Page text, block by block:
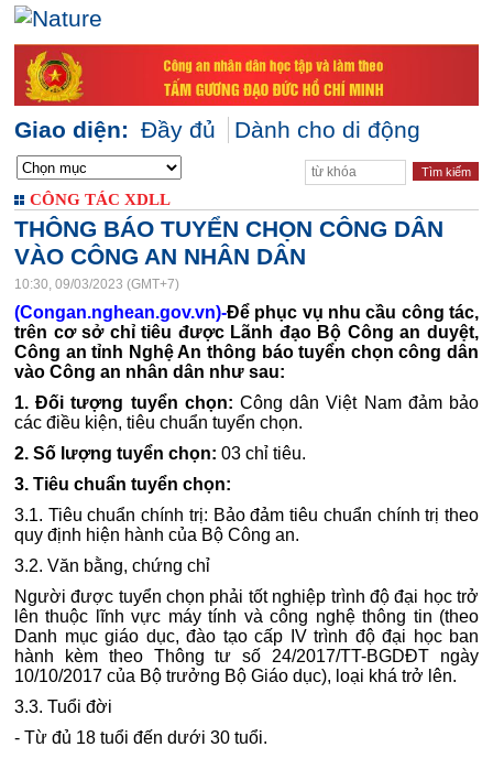
Giao diện: Đầy đủ Dành cho di động
CÔNG TÁC XDLL
THÔNG BÁO TUYỂN CHỌN CÔNG DÂN
VÀO CÔNG AN NHÂN DÂN
10:30, 09/03/2023 (GMT+7)
(Congan.nghean.gov.vn)-Để phục vụ nhu cầu công tác,
trên cơ sở chỉ tiêu được Lãnh đạo Bộ Công an duyệt,
Công an tỉnh Nghệ An thông báo tuyển chọn công dân
vào Công an nhân dân như sau:
1. Đối tượng tuyển chọn: Công dân Việt Nam đảm bảo
các điều kiện, tiêu chuẩn tuyển chọn.
2. Số lượng tuyển chọn: 03 chỉ tiêu.
3. Tiêu chuẩn tuyển chọn:
3.1. Tiêu chuẩn chính trị: Bảo đảm tiêu chuẩn chính trị theo
quy định hiện hành của Bộ Công an.
3.2. Văn bằng, chứng chỉ
Người được tuyển chọn phải tốt nghiệp trình độ đại học trở
lên thuộc lĩnh vực máy tính và công nghệ thông tin (theo
Danh mục giáo dục, đào tạo cấp IV trình độ đại học ban
hành kèm theo Thông tư số 24/2017/TT-BGDĐT ngày
10/10/2017 của Bộ trưởng Bộ Giáo dục), loại khá trở lên.
3.3. Tuổi đời
- Từ đủ 18 tuổi đến dưới 30 tuổi.